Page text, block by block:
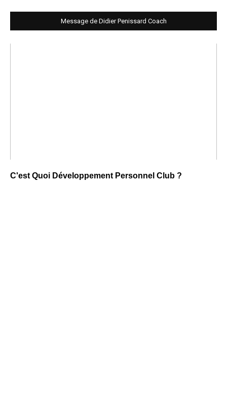
Message de Didier Penissard Coach
C'est Quoi Développement Personnel Club ?